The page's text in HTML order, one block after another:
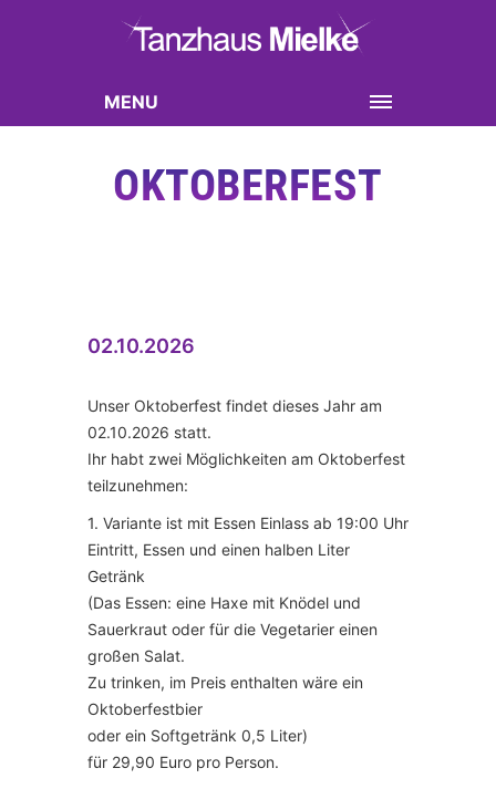
MENU
OKTOBERFEST
02.10.2026
Unser Oktoberfest findet dieses Jahr am
02.10.2026 statt.
Ihr habt zwei Möglichkeiten am Oktoberfest
teilzunehmen:
1. Variante ist mit Essen Einlass ab 19:00 Uhr
Eintritt, Essen und einen halben Liter
Getränk
(Das Essen: eine Haxe mit Knödel und
Sauerkraut oder für die Vegetarier einen
großen Salat.
Zu trinken, im Preis enthalten wäre ein
Oktoberfestbier
oder ein Softgetränk 0,5 Liter)
für 29,90 Euro pro Person.